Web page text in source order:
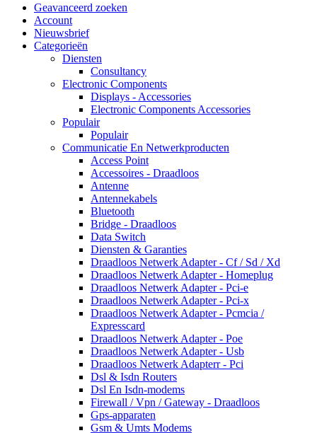
Geavanceerd zoeken
Account
Nieuwsbrief
Categorieën
Diensten
Consultancy
Electronic Components
Displays - Accessories
Electronic Components Accessories
Populair
Populair
Communicatie En Netwerkproducten
Access Point
Accessoires - Draadloos
Antenne
Antennekabels
Bluetooth
Bridge - Draadloos
Data Switch
Diensten & Garanties
Draadloos Netwerk Adapter - Cf / Sd / Xd
Draadloos Netwerk Adapter - Homeplug
Draadloos Netwerk Adapter - Pci-e
Draadloos Netwerk Adapter - Pci-x
Draadloos Netwerk Adapter - Pcmcia /
Expresscard
Draadloos Netwerk Adapter - Poe
Draadloos Netwerk Adapter - Usb
Draadloos Netwerk Adapterr - Pci
Dsl & Isdn Routers
Dsl En Isdn-modems
Firewall / Vpn / Gateway - Draadloos
Gps-apparaten
Gsm & Umts Modems